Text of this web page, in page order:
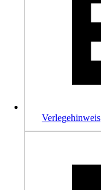
Verlegehinweis